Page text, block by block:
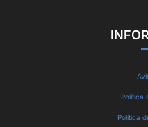
Política
Política